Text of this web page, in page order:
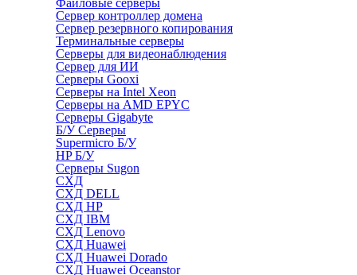
Файловые серверы
Сервер контроллер домена
Сервер резервного копирования
Терминальные серверы
Серверы для видеонаблюдения
Сервер для ИИ
Серверы Gooxi
Серверы на Intel Xeon
Серверы на AMD EPYC
Серверы Gigabyte
Б/У Серверы
Supermicro Б/У
HP Б/У
Серверы Sugon
СХД
СХД DELL
СХД HP
СХД IBM
СХД Lenovo
СХД Huawei
СХД Huawei Dorado
СХД Huawei Oceanstor